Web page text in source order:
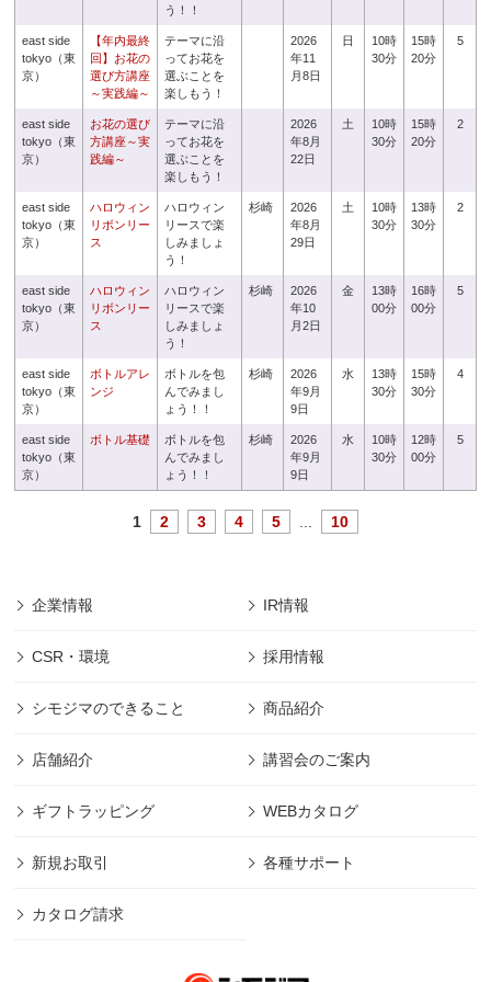
う！！
east side
tokyo（東
京）
【年内最終
回】お花の
選び方講座
～実践編～
テーマに沿
ってお花を
選ぶことを
楽しもう！
2026
年11
月8日
日
10時
30分
15時
20分
5
east side
tokyo（東
京）
お花の選び
方講座～実
践編～
テーマに沿
ってお花を
選ぶことを
楽しもう！
2026
年8月
22日
土
10時
30分
15時
20分
2
east side
tokyo（東
京）
ハロウィン
リボンリー
ス
ハロウィン
リースで楽
しみましょ
う！
杉崎
2026
年8月
29日
土
10時
30分
13時
30分
2
east side
tokyo（東
京）
ハロウィン
リボンリー
ス
ハロウィン
リースで楽
しみましょ
う！
杉崎
2026
年10
月2日
金
13時
00分
16時
00分
5
east side
tokyo（東
京）
ボトルアレ
ンジ
ボトルを包
んでみまし
ょう！！
杉崎
2026
年9月
9日
水
13時
30分
15時
30分
4
east side
tokyo（東
京）
ボトル基礎
ボトルを包
んでみまし
ょう！！
杉崎
2026
年9月
9日
水
10時
30分
12時
00分
5
1 2 3 4 5 10
企業情報 IR情報
CSR・環境 採用情報
シモジマのできること 商品紹介
店舗紹介 講習会のご案内
ギフトラッピング WEBカタログ
新規お取引 各種サポート
カタログ請求